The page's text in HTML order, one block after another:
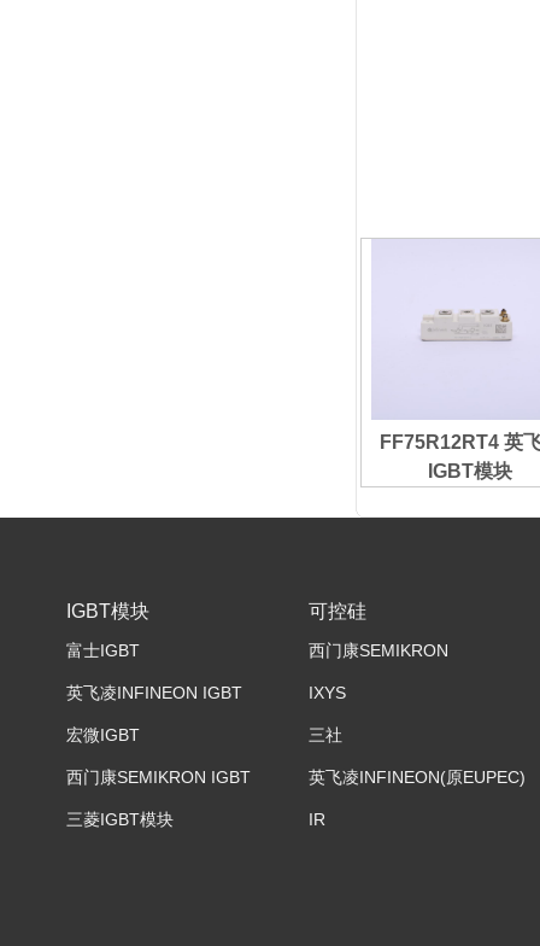
FF75R12RT4 英
IGBT模块
IGBT模块
富士IGBT
英飞凌INFINEON IGBT
宏微IGBT
西门康SEMIKRON IGBT
三菱IGBT模块
可控硅
西门康SEMIKRON
IXYS
三社
英飞凌INFINEON(原EUPEC)
IR